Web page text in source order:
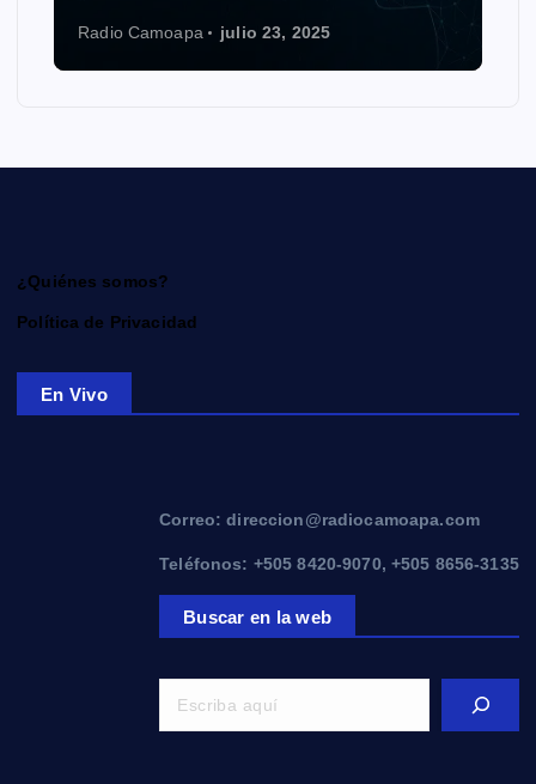
Radio Camoapa julio 23, 2025
¿Quiénes somos?
Política de Privacidad
En Vivo
Correo: direccion@radiocamoapa.com
Teléfonos: +505 8420-9070, +505 8656-3135
Buscar en la web